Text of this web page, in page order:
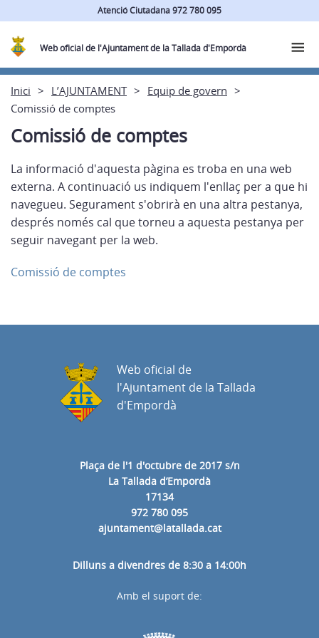
Atenció Ciutadana 972 780 095
Web oficial de l'Ajuntament de la Tallada d'Empordà
Inici L’AJUNTAMENT
Equip de govern
Comissió de comptes
Comissió de comptes
La informació d'aquesta pàgina es troba en una web
externa. A continuació us indiquem l'enllaç per a que hi
navegueu. Segurament s'obrirà en una altra pestanya,
després només cal que torneu a aquesta pestanya per
seguir navegant per la web.
Comissió de comptes
Plaça de l'1 d'octubre de 2017 s/n
La Tallada d’Empordà
17134
972 780 095
ajuntament@latallada.cat
Dilluns a divendres de 8:30 a 14:00h
Web oficial de
l'Ajuntament de la Tallada
d'Empordà
Amb el suport de: